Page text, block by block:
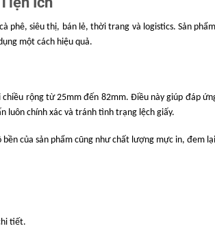
siêu thị, bán lẻ, thời trang và logistics. Sản
một cách hiệu quả.
rộng từ 25mm đến 82mm. Điều này giúp đáp
luôn chính xác và tránh tình trạng lệch giấy.
của sản phẩm cũng như chất lượng mực in, đem
tiết.